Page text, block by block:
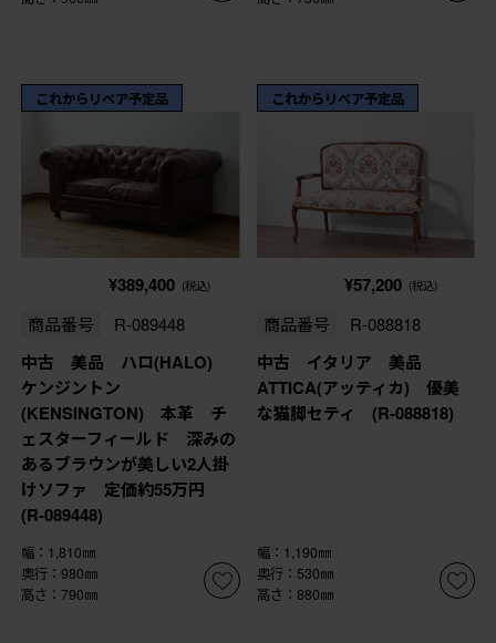
これからリペア予定品
¥389,400 (税込)
商品番号 R-089448
中古 美品 ハロ(HALO)
ケンジントン
(KENSINGTON) 本革 チ
ェスターフィールド 深みの
あるブラウンが美しい2人掛
けソファ 定価約55万円
(R-089448)
幅：1,810㎜
奥行：980㎜
高さ：790㎜
これからリペア予定品
¥57,200 (税込)
商品番号 R-088818
中古 イタリア 美品
ATTICA(アッティカ) 優美
な猫脚セティ (R-088818)
幅：1,190㎜
奥行：530㎜
高さ：880㎜